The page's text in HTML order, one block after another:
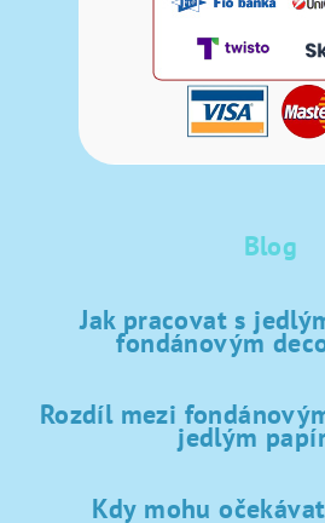
Blog
Jak pracovat s
fondánovým
Rozdíl mezi
jedlým
Kdy mohu